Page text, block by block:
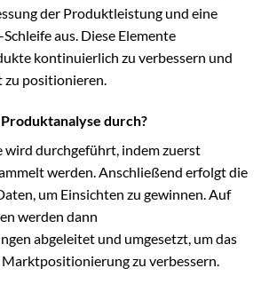
der Produktleistung und eine
aus. Diese Elemente
kontinuierlich zu verbessern und
positionieren.
durch?
wird durchgeführt, indem zuerst
werden. Anschließend erfolgt die
um Einsichten zu gewinnen. Auf
werden dann
abgeleitet und umgesetzt, um das
zu verbessern.